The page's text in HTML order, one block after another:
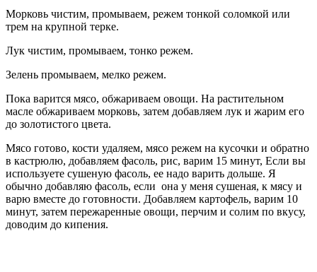
Морковь чистим, промываем, режем тонкой соломкой или
трем на крупной терке.
Лук чистим, промываем, тонко режем.
Зелень промываем, мелко режем.
Пока варится мясо, обжариваем овощи. На растительном
масле обжариваем морковь, затем добавляем лук и жарим его
до золотистого цвета.
Мясо готово, кости удаляем, мясо режем на кусочки и обратно
в кастрюлю, добавляем фасоль, рис, варим 15 минут, Если вы
используете сушеную фасоль, ее надо варить дольше. Я
обычно добавляю фасоль, если она у меня сушеная, к мясу и
варю вместе до готовности. Добавляем картофель, варим 10
минут, затем пережаренные овощи, перчим и солим по вкусу,
доводим до кипения.